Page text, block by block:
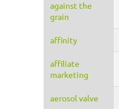
against the
grain
affinity
affiliate
marketing
aerosol valve